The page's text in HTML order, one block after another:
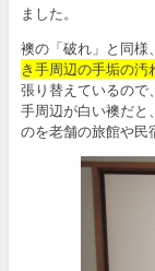
ました。
襖の「破れ」と同様
き手周辺の手垢の汚
張り替えているので
手周辺が白い襖だと
のを老舗の旅館や民